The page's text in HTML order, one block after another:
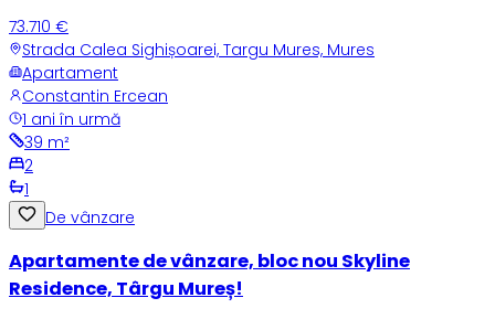
73.710 €
Strada Calea Sighișoarei, Targu Mures, Mures
Apartament
Constantin Ercean
1 ani în urmă
39 m²
2
1
De vânzare
Apartamente de vânzare, bloc nou Skyline
Residence, Târgu Mureș!